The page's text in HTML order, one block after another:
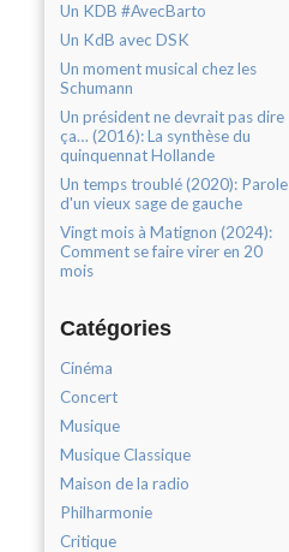
Un KDB #AvecBarto
Un KdB avec DSK
Un moment musical chez les
Schumann
Un président ne devrait pas dire
ça… (2016): La synthèse du
quinquennat Hollande
Un temps troublé (2020): Parole
d'un vieux sage de gauche
Vingt mois à Matignon (2024):
Comment se faire virer en 20
mois
Catégories
Cinéma
Concert
Musique
Musique Classique
Maison de la radio
Philharmonie
Critique